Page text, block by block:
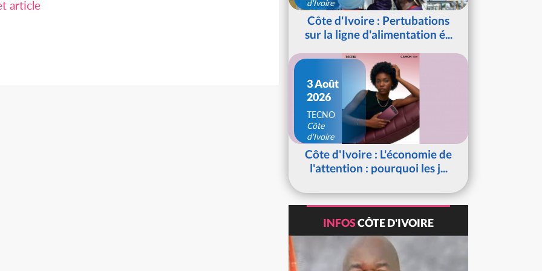
article
d'Ivoire
Côte d'Ivoire : Pertubations
sur la ligne d'alimentation é...
3 Août
2026
TECNO
Côte
d'Ivoire
Côte d'Ivoire : L'économie de
l'attention : pourquoi les j...
INFOSCÔTE D'IVOIRE